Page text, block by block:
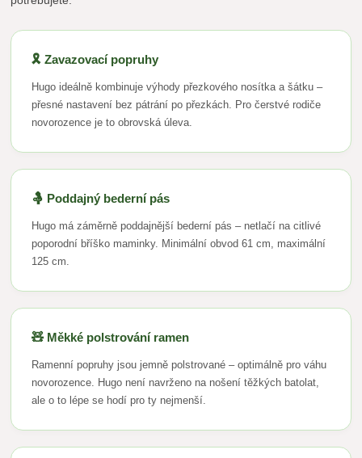
🎗️ Zavazovací popruhy
Hugo ideálně kombinuje výhody přezkového nosítka a šátku –
přesné nastavení bez pátrání po přezkách. Pro čerstvé rodiče
novorozence je to obrovská úleva.
🤱 Poddajný bederní pás
Hugo má záměrně poddajnější bederní pás – netlačí na citlivé
poporodní bříško maminky. Minimální obvod 61 cm, maximální
125 cm.
🧸 Měkké polstrování ramen
Ramenní popruhy jsou jemně polstrované – optimálně pro váhu
novorozence. Hugo není navrženo na nošení těžkých batolat,
ale o to lépe se hodí pro ty nejmenší.